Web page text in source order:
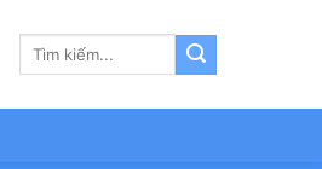
Tìm